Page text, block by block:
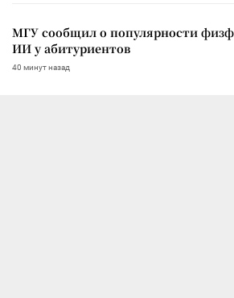
МГУ сообщил о популярности
ИИ у абитуриентов
40 минут назад